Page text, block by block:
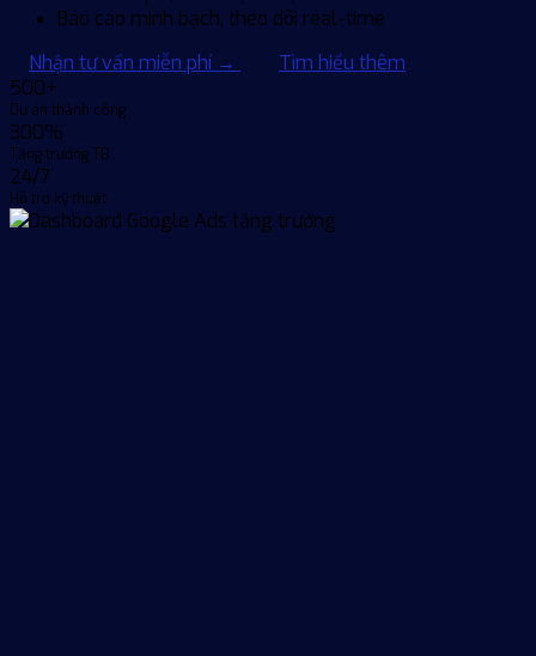
Báo cáo minh bạch, theo dõi real-time
Nhận tư vấn miễn phí →
Tìm hiểu thêm
500+
Dự án thành công
300%
Tăng trưởng TB
24/7
Hỗ trợ kỹ thuật